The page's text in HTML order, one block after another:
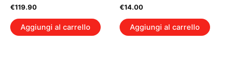
€119.90
Aggiungi al carrello
€14.00
Aggiungi al carrello